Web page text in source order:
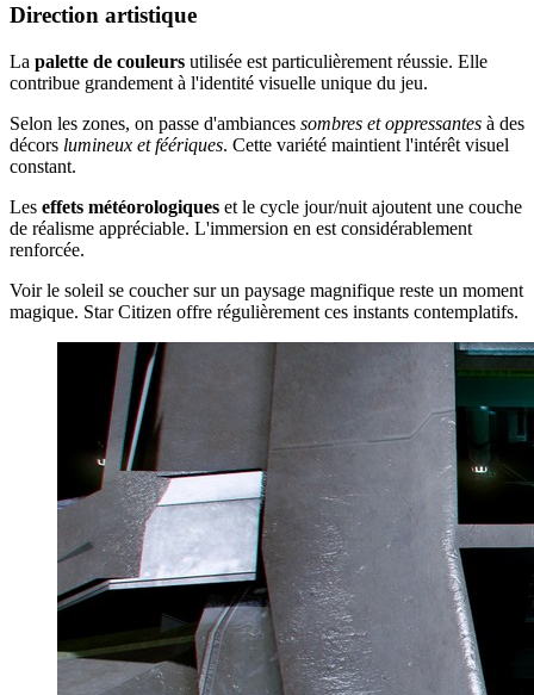
Direction artistique
La palette de couleurs utilisée est particulièrement réussie. Elle
contribue grandement à l'identité visuelle unique du jeu.
Selon les zones, on passe d'ambiances sombres et oppressantes à des
décors lumineux et féériques. Cette variété maintient l'intérêt visuel
constant.
Les effets météorologiques et le cycle jour/nuit ajoutent une couche
de réalisme appréciable. L'immersion en est considérablement
renforcée.
Voir le soleil se coucher sur un paysage magnifique reste un moment
magique. Star Citizen offre régulièrement ces instants contemplatifs.